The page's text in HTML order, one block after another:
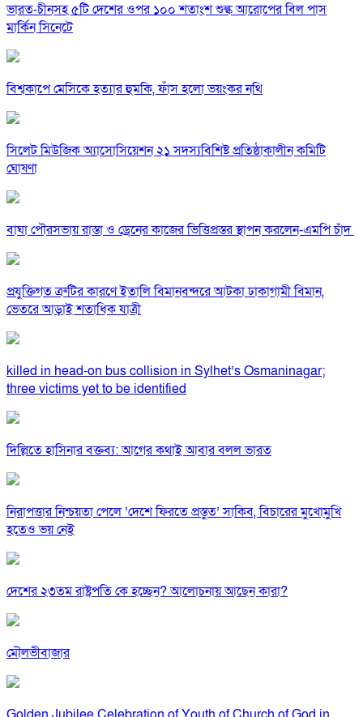
ভারত-চীনসহ ৫টি দেশের ওপর ১০০ শতাংশ শুল্ক আরোপের বিল পাস
মার্কিন সিনেটে
বিশ্বকাপে মেসিকে হত্যার হুমকি, ফাঁস হলো ভয়ংকর নথি
সিলেট মিউজিক অ্যাসোসিয়েশন ২১ সদস্যবিশিষ্ট প্রতিষ্ঠাকালীন কমিটি
ঘোষণা
বাঘা পৌরসভায় রাস্তা ও ড্রেনের কাজের ভিত্তিপ্রস্তর স্থাপন করলেন-এমপি চাঁদ
প্রযুক্তিগত ত্রুটির কারণে ইতালি বিমানবন্দরে আটকা ঢাকাগামী বিমান,
ভেতরে আড়াই শতাধিক যাত্রী
killed in head-on bus collision in Sylhet’s Osmaninagar;
three victims yet to be identified
দিল্লিতে হাসিনার বক্তব্য: আগের কথাই আবার বলল ভারত
নিরাপত্তার নিশ্চয়তা পেলে ‘দেশে ফিরতে প্রস্তুত’ সাকিব, বিচারের মুখোমুখি
হতেও ভয় নেই
দেশের ২৩তম রাষ্ট্রপতি কে হচ্ছেন? আলোচনায় আছেন কারা?
মৌলভীবাজার